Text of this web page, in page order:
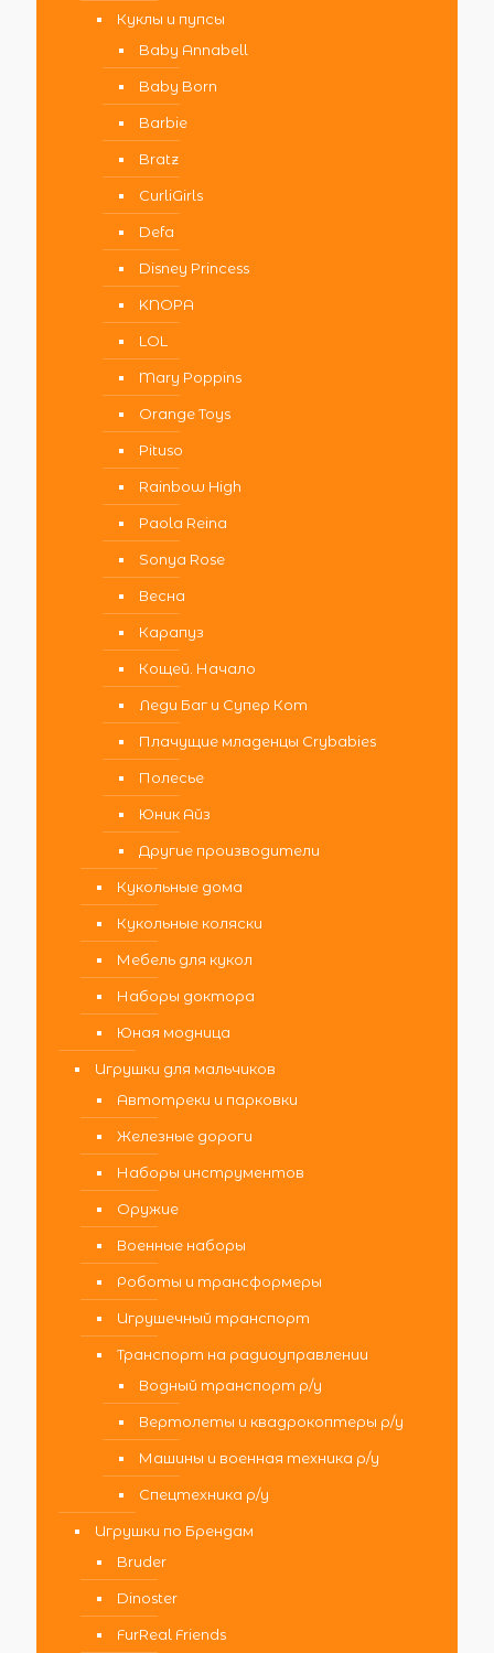
Куклы и пупсы
Baby Annabell
Baby Born
Barbie
Bratz
CurliGirls
Defa
Disney Princess
KNOPA
LOL
Mary Poppins
Orange Toys
Pituso
Rainbow High
Paola Reina
Sonya Rose
Весна
Карапуз
Кощей. Начало
Леди Баг и Супер Кот
Плачущие младенцы Crybabies
Полесье
Юник Айз
Другие производители
Кукольные дома
Кукольные коляски
Мебель для кукол
Наборы доктора
Юная модница
Игрушки для мальчиков
Автотреки и парковки
Железные дороги
Наборы инструментов
Оружие
Военные наборы
Роботы и трансформеры
Игрушечный транспорт
Транспорт на радиоуправлении
Водный транспорт р/у
Вертолеты и квадрокоптеры р/у
Машины и военная техника р/у
Спецтехника р/у
Игрушки по Брендам
Bruder
Dinoster
FurReal Friends